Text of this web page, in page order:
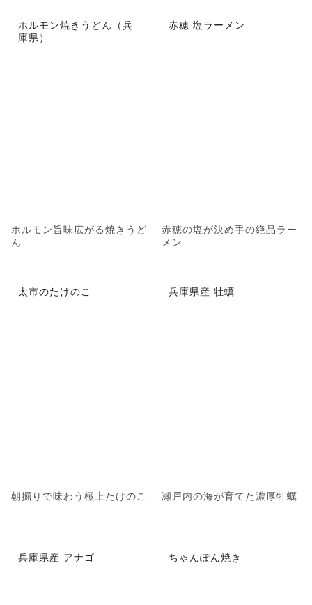
ホルモン焼きうどん（兵
庫県）
ホルモン旨味広がる焼きうど
ん
赤穂 塩ラーメン
赤穂の塩が決め手の絶品ラー
メン
太市のたけのこ
朝掘りで味わう極上たけのこ
兵庫県産 牡蠣
瀬戸内の海が育てた濃厚牡蠣
兵庫県産 アナゴ ちゃんぽん焼き